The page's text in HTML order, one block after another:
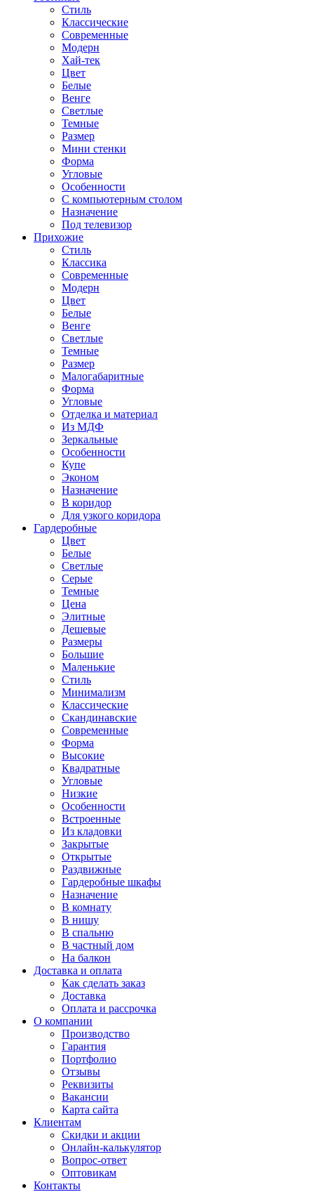
Стиль
Классические
Современные
Модерн
Хай-тек
Цвет
Белые
Венге
Светлые
Темные
Размер
Мини стенки
Форма
Угловые
Особенности
С компьютерным столом
Назначение
Под телевизор
Прихожие
Стиль
Классика
Современные
Модерн
Цвет
Белые
Венге
Светлые
Темные
Размер
Малогабаритные
Форма
Угловые
Отделка и материал
Из МДФ
Зеркальные
Особенности
Купе
Эконом
Назначение
В коридор
Для узкого коридора
Гардеробные
Цвет
Белые
Светлые
Серые
Темные
Цена
Элитные
Дешевые
Размеры
Большие
Маленькие
Стиль
Минимализм
Классические
Скандинавские
Современные
Форма
Высокие
Квадратные
Угловые
Низкие
Особенности
Встроенные
Из кладовки
Закрытые
Открытые
Раздвижные
Гардеробные шкафы
Назначение
В комнату
В нишу
В спальню
В частный дом
На балкон
Доставка и оплата
Как сделать заказ
Доставка
Оплата и рассрочка
О компании
Производство
Гарантия
Портфолио
Отзывы
Реквизиты
Вакансии
Карта сайта
Клиентам
Скидки и акции
Онлайн-калькулятор
Вопрос-ответ
Оптовикам
Контакты